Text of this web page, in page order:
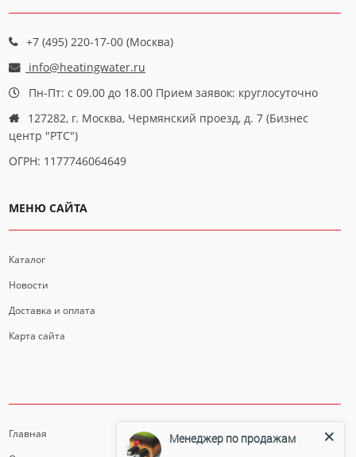
+7 (495) 220-17-00 (Москва)
info@heatingwater.ru
Пн-Пт: с 09.00 до 18.00 Прием заявок: круглосуточно
127282, г. Москва, Чермянский проезд, д. 7 (Бизнес
центр "РТС")
ОГРН: 1177746064649
МЕНЮ САЙТА
Каталог
Новости
Доставка и оплата
Карта сайта
Главная
Менеджер по продажам